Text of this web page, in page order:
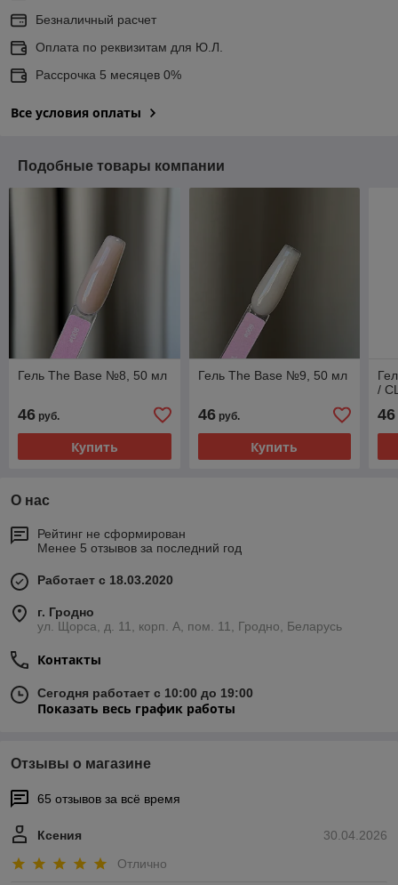
Безналичный расчет
Оплата по реквизитам для Ю.Л.
Рассрочка 5 месяцев 0%
Все условия оплаты
Подобные товары компании
Гель The Base №8, 50 мл
46 руб.
Купить
Гель The Base №9, 50 мл
46руб.
Купить
/
46
О нас
Рейтинг не сформирован
Менее 5 отзывов за последний год
Работает с 18.03.2020
г. Гродно
ул. Щорса, д. 11, корп. А, пом. 11, Гродно, Беларусь
Контакты
Сегодня работает с 10:00 до 19:00
Показать весь график работы
Отзывы о магазине
65 отзывов за всё время
30.04.2026
Ксения
Отлично